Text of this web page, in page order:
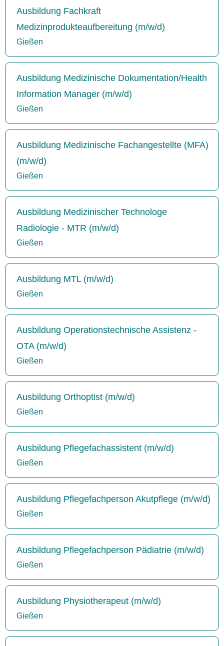
Ausbildung Fachkraft
Medizinprodukteaufbereitung (m/w/d)
Gießen
Ausbildung Medizinische Dokumentation/Health
Information Manager (m/w/d)
Gießen
Ausbildung Medizinische Fachangestellte (MFA)
(m/w/d)
Gießen
Ausbildung Medizinischer Technologe
Radiologie - MTR (m/w/d)
Gießen
Ausbildung MTL (m/w/d)
Gießen
Ausbildung Operationstechnische Assistenz -
OTA (m/w/d)
Gießen
Ausbildung Orthoptist (m/w/d)
Gießen
Ausbildung Pflegefachassistent (m/w/d)
Gießen
Ausbildung Pflegefachperson Akutpflege (m/w/d)
Gießen
Ausbildung Pflegefachperson Pädiatrie (m/w/d)
Gießen
Ausbildung Physiotherapeut (m/w/d)
Gießen